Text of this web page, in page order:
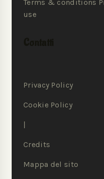
Terms & conditions
use
Privacy Policy
Cookie Policy
|
Credits
Mappa del sito